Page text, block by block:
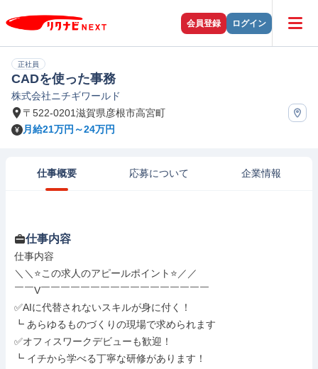
会員登録 ログイン
正社員
CADを使った事務
株式会社ニチギワールド
〒522-0201滋賀県彦根市高宮町
月給21万円～24万円
仕事概要 応募について 企業情報
仕事内容
仕事内容
＼＼⭐この求人のアピールポイント⭐／／
￣￣V￣￣￣￣￣￣￣￣￣￣￣￣￣￣￣￣￣
✅AIに代替されないスキルが身に付く！
┗ あらゆるものづくりの現場で求められます
✅オフィスワークデビューも歓迎！
┗ イチから学べる丁寧な研修があります！